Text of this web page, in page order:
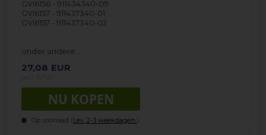
GVI6156 - 911434340-09
GVI6157 - 911437340-01
GVI6157 - 911437340-02
onder andere…
27,08 EUR
Op voorraad (Lev. 2-3 weekdagen. ).